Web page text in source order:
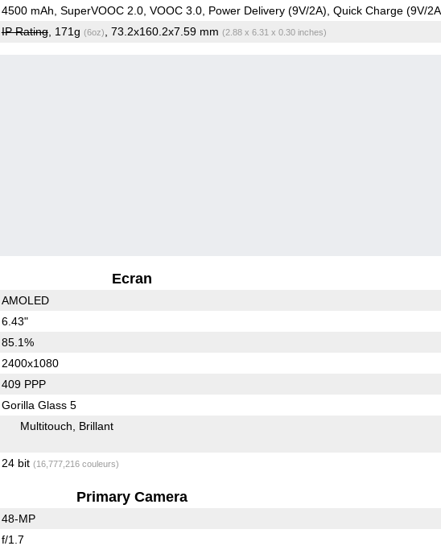
4500 mAh, SuperVOOC 2.0, VOOC 3.0, Power Delivery (9V/2A), Quick Charge (9V/
IP Rating, 171g (6oz) , 73.2x160.2x7.59 mm (2.88 x 6.31 x 0.30 inches)
Ecran
AMOLED
6.43"
85.1%
2400x1080
409 PPP
Gorilla Glass 5
Multitouch Brillant
24 bit (16,777,216 couleurs)
Primary Camera
48-MP
f/1.7